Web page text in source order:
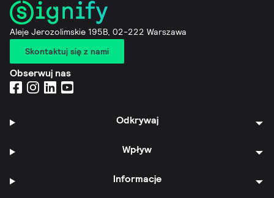
Aleje Jerozolimskie 195B, 02-222 Warszawa
Skontaktuj się z nami
Obserwuj nas
Odkrywaj
Wpływ
Informacje